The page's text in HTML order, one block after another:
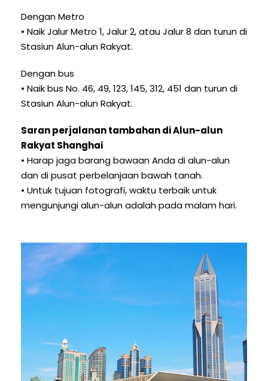
Dengan Metro
• Naik Jalur Metro 1, Jalur 2, atau Jalur 8 dan turun di
Stasiun Alun-alun Rakyat.
Dengan bus
• Naik bus No. 46, 49, 123, 145, 312, 451 dan turun di
Stasiun Alun-alun Rakyat.
Saran perjalanan tambahan di Alun-alun
Rakyat Shanghai
• Harap jaga barang bawaan Anda di alun-alun
dan di pusat perbelanjaan bawah tanah.
• Untuk tujuan fotografi, waktu terbaik untuk
mengunjungi alun-alun adalah pada malam hari.